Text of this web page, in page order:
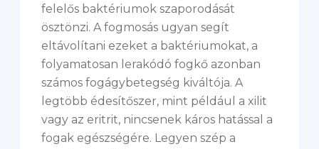
felelős baktériumok szaporodását
ösztönzi. A fogmosás ugyan segít
eltávolítani ezeket a baktériumokat, a
folyamatosan lerakódó fogkő azonban
számos fogágybetegség kiváltója. A
legtöbb édesítőszer, mint például a xilit
vagy az eritrit, nincsenek káros hatással a
fogak egészségére. Legyen szép a